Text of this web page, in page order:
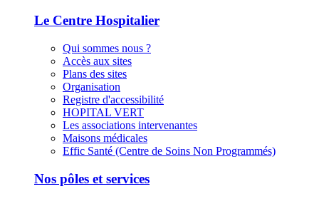
Le Centre Hospitalier
Qui sommes nous ?
Accès aux sites
Plans des sites
Organisation
Registre d'accessibilité
HOPITAL VERT
Les associations intervenantes
Maisons médicales
Effic Santé (Centre de Soins Non Programmés)
Nos pôles et services